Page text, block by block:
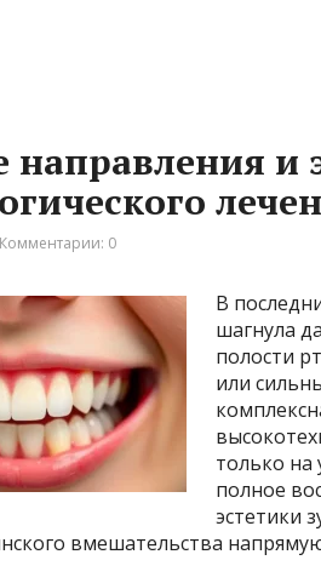
направления и
Комментарии: 0
В
шагнула
полости
или
только на
полное
эстетики
вмешательства